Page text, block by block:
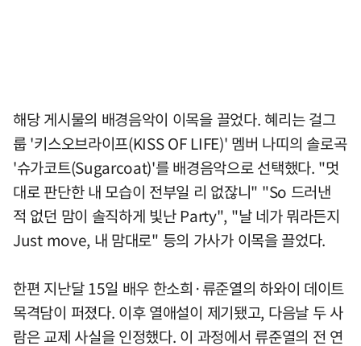
해당 게시물의 배경음악이 이목을 끌었다. 혜리는 걸그
룹 '키스오브라이프(KISS OF LIFE)' 멤버 나띠의 솔로곡
'슈가코트(Sugarcoat)'를 배경음악으로 선택했다. "멋
대로 판단한 내 모습이 전부일 리 없잖니" "So 드러낸
적 없던 맘이 솔직하게 빛난 Party", "날 네가 뭐라든지
Just move, 내 맘대로" 등의 가사가 이목을 끌었다.
한편 지난달 15일 배우 한소희·류준열의 하와이 데이트
목격담이 퍼졌다. 이후 열애설이 제기됐고, 다음날 두 사
람은 교제 사실을 인정했다. 이 과정에서 류준열의 전 연